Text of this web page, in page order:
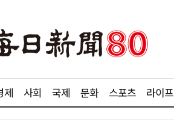
제 사회 국제 문화 스포츠 라이프